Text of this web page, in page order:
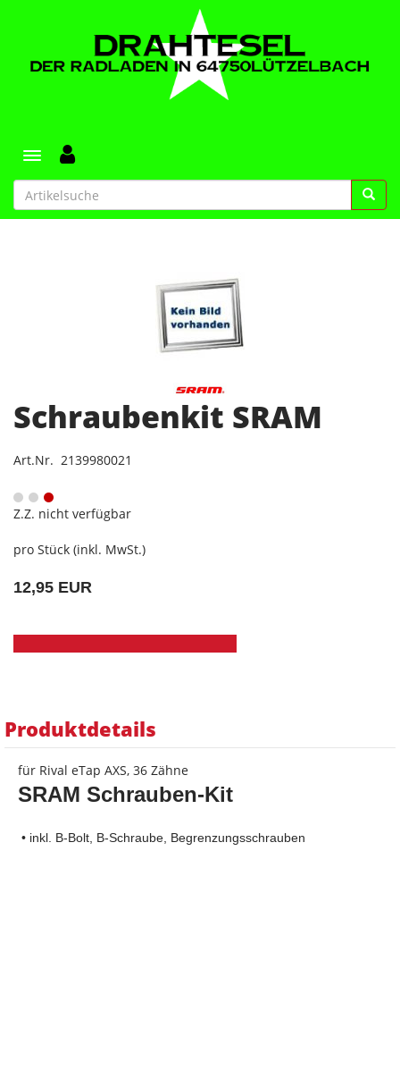
Toggle navigation
Schraubenkit SRAM
Art.Nr. 2139980021
Z.Z. nicht verfügbar
pro Stück (inkl. MwSt.)
12,95 EUR
Produktdetails
für Rival eTap AXS, 36 Zähne
SRAM Schrauben-Kit
• inkl. B-Bolt, B-Schraube, Begrenzungsschrauben